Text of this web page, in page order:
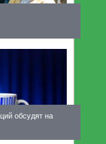
обсудят на